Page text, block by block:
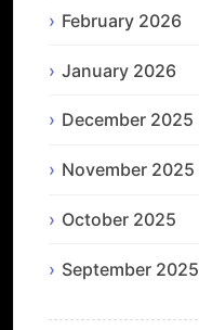
February 2026
January 2026
December 2025
November 2025
October 2025
September 2025